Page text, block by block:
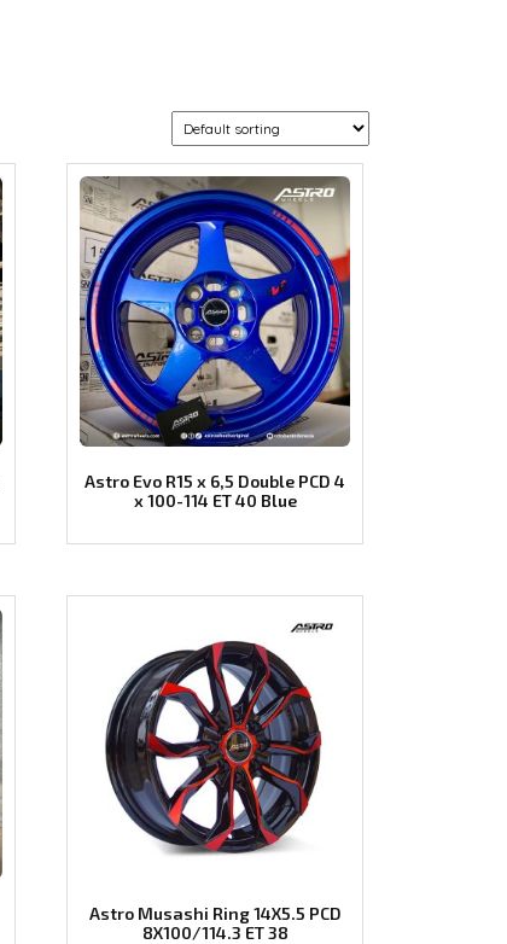
Astro Evo R15 x 6,5 Double PCD 4
x 100-114 ET 40 Blue
Astro Musashi Ring 14X5.5 PCD
8X100/114.3 ET 38